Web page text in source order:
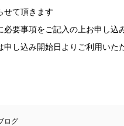
せて頂きます
必要事項をご記入の上お申し
し込み開始日よりご利用いた
ログ